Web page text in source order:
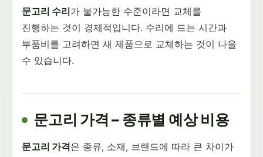
문고리 수리가 불가능한 수준이라면 교체를
진행하는 것이 경제적입니다. 수리에 드는 시간과
부품비를 고려하면 새 제품으로 교체하는 것이 나을
수 있습니다.
문고리 가격 – 종류별 예상 비용
문고리 가격은 종류, 소재, 브랜드에 따라 큰 차이가